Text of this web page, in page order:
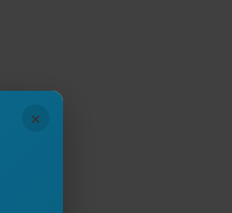
×